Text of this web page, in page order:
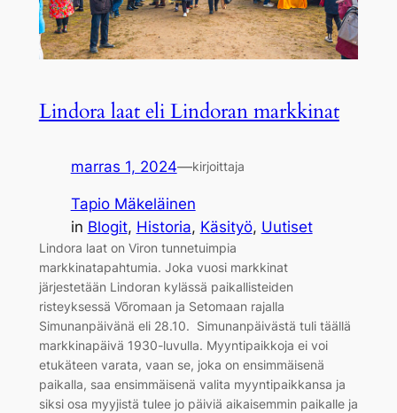
Lindora laat eli Lindoran markkinat
marras 1, 2024—kirjoittaja
Tapio Mäkeläinen
in Blogit, Historia, Käsityö, Uutiset
Lindora laat on Viron tunnetuimpia
markkinatapahtumia. Joka vuosi markkinat
järjestetään Lindoran kylässä paikallisteiden
risteyksessä Võromaan ja Setomaan rajalla
Simunanpäivänä eli 28.10. Simunanpäivästä tuli täällä
markkinapäivä 1930-luvulla. Myyntipaikkoja ei voi
etukäteen varata, vaan se, joka on ensimmäisenä
paikalla, saa ensimmäisenä valita myyntipaikkansa ja
siksi osa myyjistä tulee jo päiviä aikaisemmin paikalle ja